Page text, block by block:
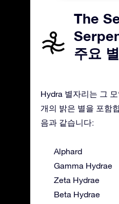
The
주요 별
Hydra 별자리는 그
개의 밝은 별을 포함
음과 같습니다:
Alphard
Gamma Hydrae
Zeta Hydrae
Beta Hydrae